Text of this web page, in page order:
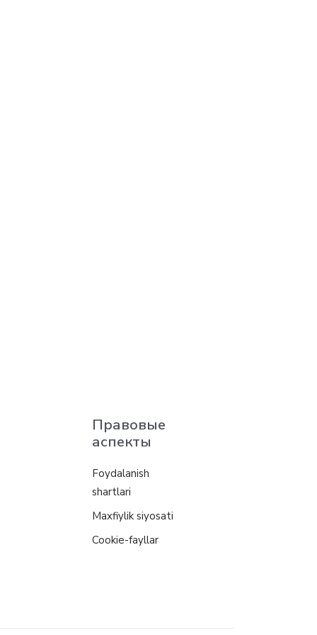
Правовые
аспекты
Foydalanish
shartlari
Maxfiylik siyosati
Cookie-fayllar